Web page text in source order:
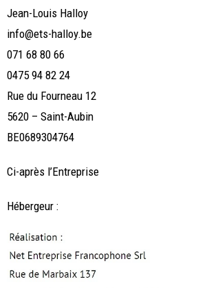
Jean-Louis Halloy
info@ets-halloy.be
071 68 80 66
0475 94 82 24
Rue du Fourneau 12
5620 – Saint-Aubin
BE0689304764
Ci-après l’Entreprise
Hébergeur :